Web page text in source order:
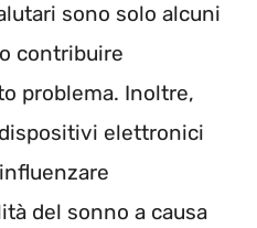
sono solo alcuni
contribuire
problema. Inoltre,
elettronici
del sonno a causa